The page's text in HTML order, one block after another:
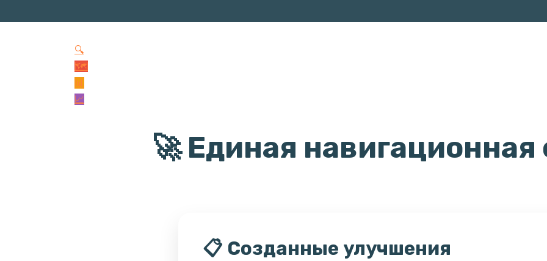
🔍
🗺️
📊
📈
🚀 Единая навигационная
📋 Созданные улучшения